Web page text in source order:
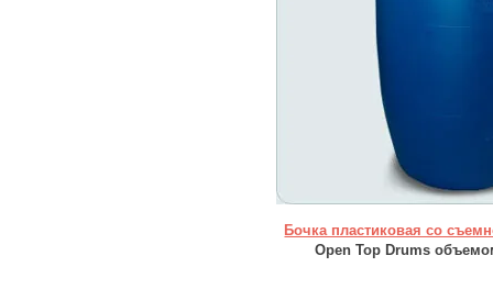
Бочка пластиковая со
Open Top Drums